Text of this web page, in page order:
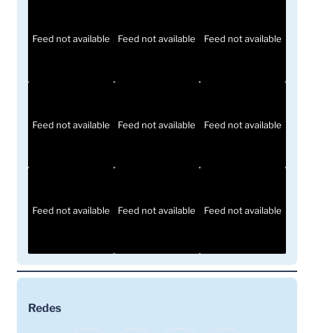
Feed not available Feed not available Feed not available
Feed not available Feed not available Feed not available
Feed not available Feed not available Feed not available
Redes